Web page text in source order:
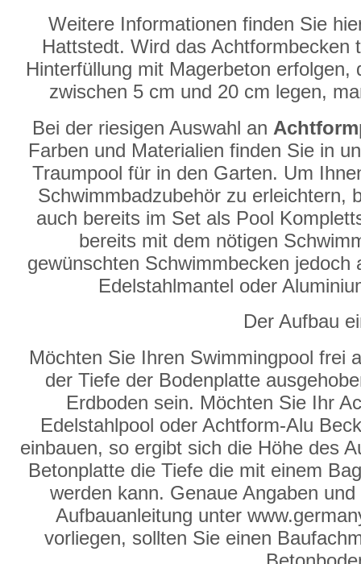
Weitere Informationen finden Sie
Hattstedt. Wird das
Hinterfüllung mit Magerbeton
zwischen 5 cm und 20 cm legen,
Bei der riesigen Auswahl an
Farben und Materialien finden Sie in
Traumpool für in den Garten. Um
Schwimmbadzubehör zu erleichtern,
auch bereits im Set als Pool
bereits mit dem nötigen
gewünschten Schwimmbecken
Edelstahlmantel oder
Der Aufbau
Möchten Sie Ihren Swimmingpool frei
der Tiefe der Bodenplatte
Erdboden sein. Möchten Sie Ihr
Edelstahlpool oder Achtform-Alu
einbauen, so ergibt sich die Höhe des
Betonplatte die Tiefe die mit einem
werden kann. Genaue Angaben
Aufbauanleitung unter
vorliegen, sollten Sie einen